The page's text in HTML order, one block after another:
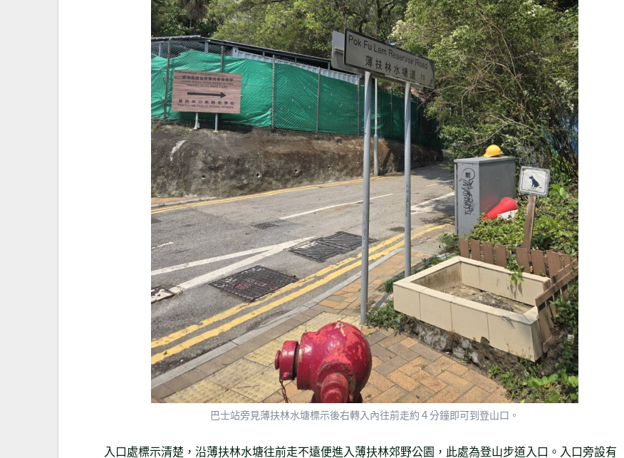
巴士站旁見薄扶林水塘標示後右轉入內往前走約４分鐘即可到登山口。
入口處標示清楚，沿薄扶林水塘往前走不遠便進入薄扶林郊野公園，此處為登山步道入口。入口旁設有